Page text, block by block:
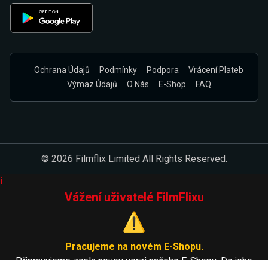
Ochrana Údajů Podmínky Podpora
Vrácení Plateb
Výmaz Údajů
O Nás E-Shop FAQ
© 2026 Filmflix Limited All Rights Reserved.
i
Vážení uživatelé FilmFlixu
⚠️
Pracujeme na novém E-Shopu.